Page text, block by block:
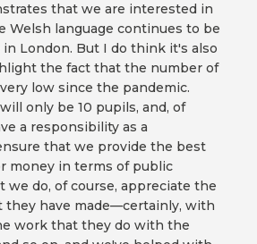
that we are interested in
Welsh language continues to be
in London. But I do think it's also
the fact that the number of
low since the pandemic.
only be 10 pupils, and, of
a responsibility as a
that we provide the best
money in terms of public
we do, of course, appreciate the
they have made—certainly, with
work that they do with the